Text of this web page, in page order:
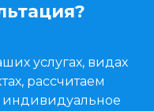
услугах, видах
рассчитаем
индивидуальное